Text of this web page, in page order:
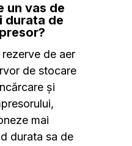
un vas de
durata de
de aer
de stocare
și
mai
durata sa de